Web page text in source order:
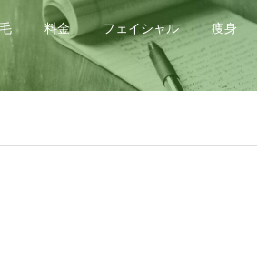
料金 フェイシャル 痩身